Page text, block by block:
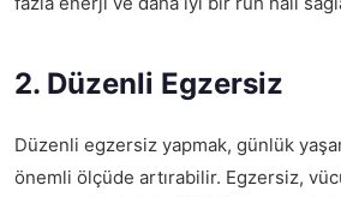
2. Düzenli Egzersiz
Düzenli egzersiz yapmak, günlük
önemli ölçüde artırabilir. Egzersiz,